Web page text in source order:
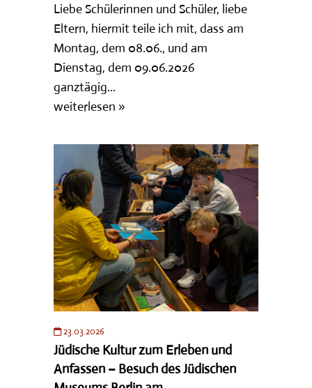
Liebe Schülerinnen und Schüler, liebe
Eltern, hiermit teile ich mit, dass am
Montag, dem 08.06., und am
Dienstag, dem 09.06.2026
ganztägig...
weiterlesen »
23.03.2026
Jüdische Kultur zum Erleben und
Anfassen – Besuch des Jüdischen